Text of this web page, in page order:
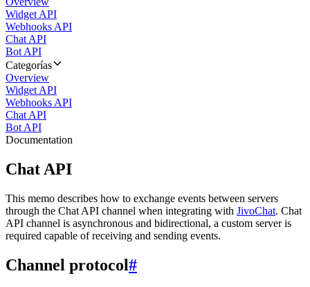
Widget API
Webhooks API
Chat API
Bot API
Categorías
Overview
Widget API
Webhooks API
Chat API
Bot API
Documentation
Chat API
This memo describes how to exchange events between servers
through the Chat API channel when integrating with JivoChat. Chat
API channel is asynchronous and bidirectional, a custom server is
required capable of receiving and sending events.
Channel protocol#